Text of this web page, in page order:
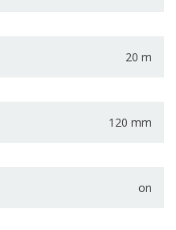
20 m
120 mm
on